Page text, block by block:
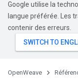
Google utilise la
langue préférée. Les
contenir des erreurs.
OpenWeave